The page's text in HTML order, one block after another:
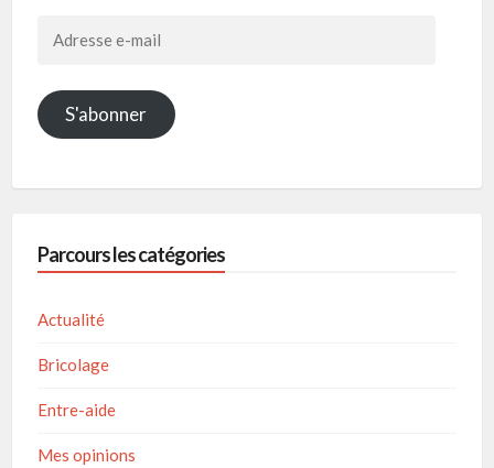
S'abonner
Parcours les catégories
Actualité
Bricolage
Entre-aide
Mes opinions